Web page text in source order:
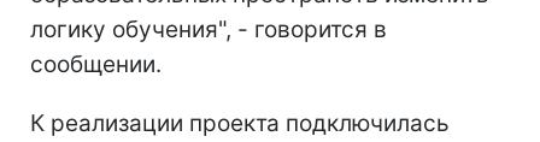
логику обучения", - говорится в
сообщении.
К реализации проекта подключилась